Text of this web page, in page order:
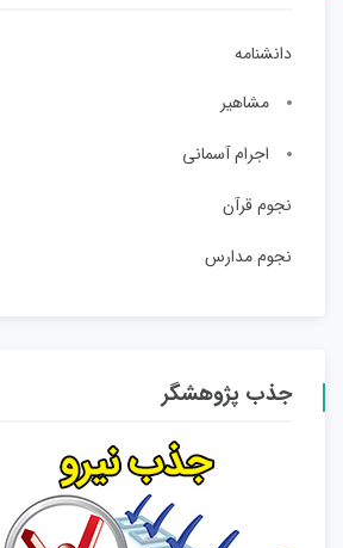
دانشنامه
مشاهیر
اجرام آسمانی
نجوم قرآن
نجوم مدارس
جذب پژوهشگر